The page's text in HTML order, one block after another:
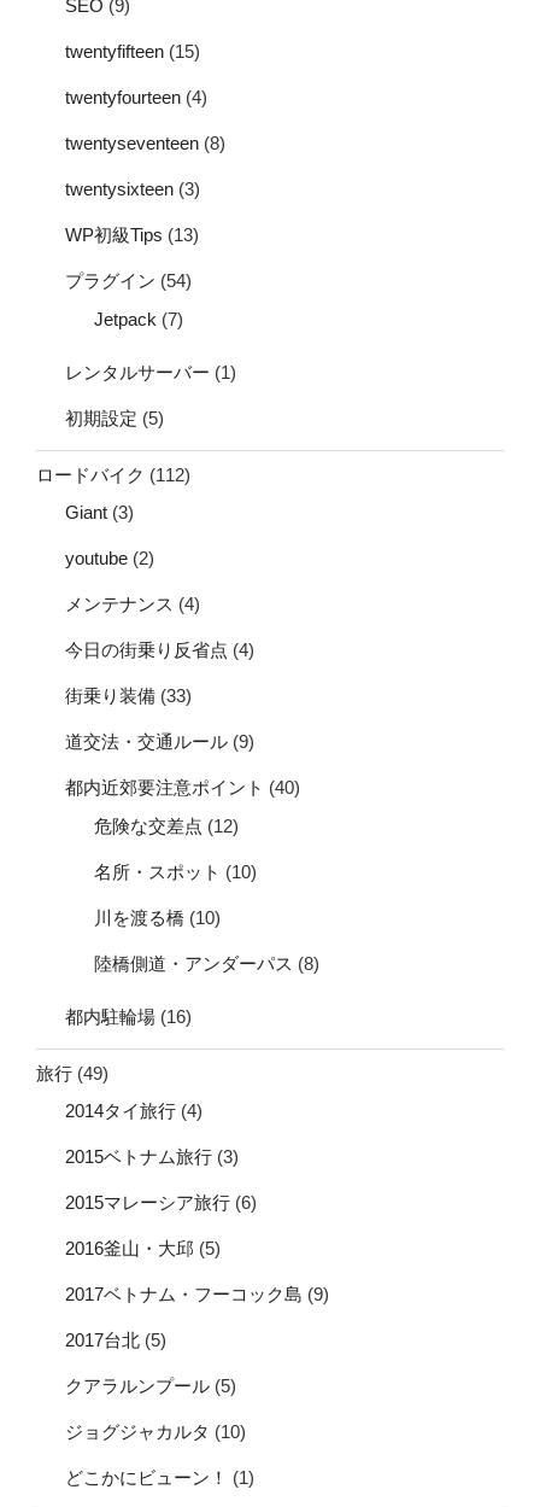
SEO (9)
twentyfifteen (15)
twentyfourteen (4)
twentyseventeen (8)
twentysixteen (3)
WP初級Tips (13)
プラグイン (54)
Jetpack (7)
レンタルサーバー (1)
初期設定 (5)
ロードバイク (112)
Giant (3)
youtube (2)
メンテナンス (4)
今日の街乗り反省点 (4)
街乗り装備 (33)
道交法・交通ルール (9)
都内近郊要注意ポイント (40)
危険な交差点 (12)
名所・スポット (10)
川を渡る橋 (10)
陸橋側道・アンダーパス (8)
都内駐輪場 (16)
旅行 (49)
2014タイ旅行 (4)
2015ベトナム旅行 (3)
2015マレーシア旅行 (6)
2016釜山・大邱 (5)
2017ベトナム・フーコック島 (9)
2017台北 (5)
クアラルンプール (5)
ジョグジャカルタ (10)
どこかにビューン！ (1)